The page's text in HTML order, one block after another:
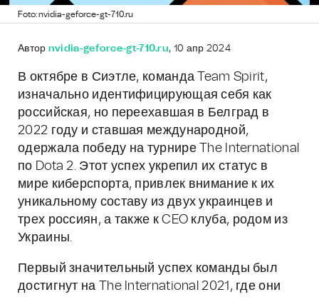
Foto: nvidia-geforce-gt-710.ru
Автор nvidia-geforce-gt-710.ru, 10 апр 2024
В октябре в Сиэтле, команда Team Spirit,
изначально идентифицирующая себя как
российская, но переехавшая в Белград в
2022 году и ставшая международной,
одержала победу на турнире The International
по Dota 2. Этот успех укрепил их статус в
мире киберспорта, привлек внимание к их
уникальному составу из двух украинцев и
трех россиян, а также к CEO клуба, родом из
Украины.
Первый значительный успех команды был
достигнут на The International 2021, где они